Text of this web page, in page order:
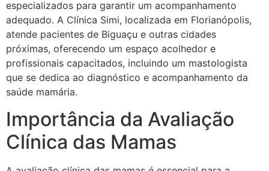
especializados para garantir um acompanhamento
adequado. A Clínica Simi, localizada em Florianópolis,
atende pacientes de Biguaçu e outras cidades
próximas, oferecendo um espaço acolhedor e
profissionais capacitados, incluindo um mastologista
que se dedica ao diagnóstico e acompanhamento da
saúde mamária.
Importância da Avaliação
Clínica das Mamas